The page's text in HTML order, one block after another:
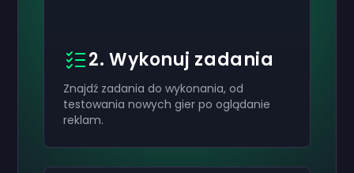
2. Wykonuj zadania
Znajdź zadania do wykonania, od
testowania nowych gier po oglądanie
reklam.